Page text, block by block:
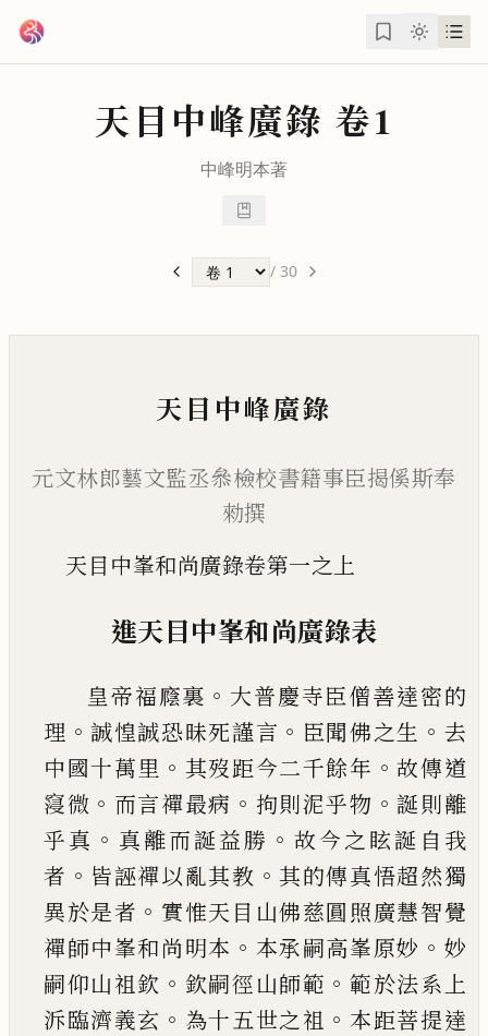
天目中峰廣錄 卷1
中峰明本著
/ 30
天目中峰廣錄
元文林郎藝文監丞叅檢校書籍事臣揭傒斯奉
勑撰
天目中峯和尚廣錄卷第一之上
進天目中峯和尚廣錄表
皇帝福廕裏 。 大普慶寺臣僧善達密的
理 。誠惶誠恐昧死謹言 。 臣聞佛之生 。 去
中國十萬里 。 其歿距今二千餘年 。故傳道
䆮微 。 而言禪最病 。 拘則泥乎物 。誕則離
乎真 。 真離而誕益勝 。 故今之眩誕自我
者 。 皆誣禪以亂其教 。其的傳真悟超然獨
異於是者 。 實惟天目山佛慈圓照廣慧智覺
禪師中峯和尚明本 。 本承嗣高峯原妙 。 妙
嗣仰山祖欽 。 欽嗣徑山師範 。範於法系上
泝臨濟義玄 。 為十五世之祖 。本距菩提達